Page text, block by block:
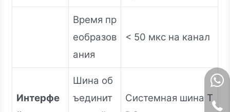
Время пр
еобразов
ания
< 50 мкс на канал
Интерфе
Шина об
ъединит
Системная шина T